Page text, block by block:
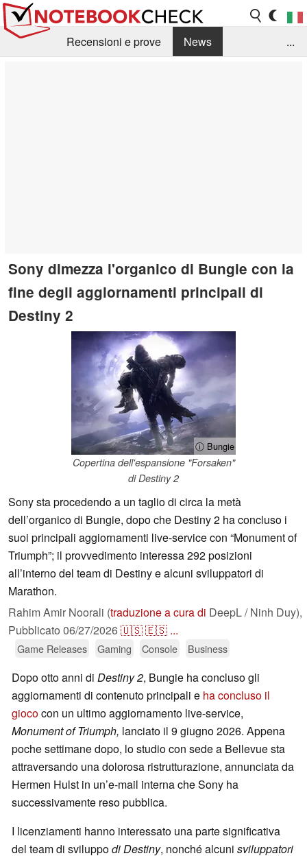
Recensioni e prove
News
...
Sony dimezza l'organico di Bungie con la
fine degli aggiornamenti principali di
Destiny 2
ⓘ Bungie
Copertina dell'espansione "Forsaken"
di Destiny 2
Sony sta procedendo a un taglio di circa la metà
dell’organico di Bungie, dopo che Destiny 2 ha concluso i
suoi principali aggiornamenti live-service con “Monument of
Triumph”; il provvedimento interessa 292 posizioni
all’interno del team di Destiny e alcuni sviluppatori di
Marathon.
Rahim Amir Noorali (traduzione a cura di DeepL / Ninh Duy),
Pubblicato 06/27/2026🇺🇸🇪🇸 ...
Game Releases Gaming Console Business
Dopo otto anni di Destiny 2, Bungie ha concluso gli
aggiornamenti di contenuto principali e ha concluso il
giococon un ultimo aggiornamento live-service,
Monument of Triumph, lanciato il 9 giugno 2026. Appena
poche settimane dopo, lo studio con sede a Bellevue sta
attraversando una dolorosa ristrutturazione, annunciata da
Hermen Hulst in un’e-mail interna che Sony ha
successivamente reso pubblica.
I licenziamenti hanno interessato una parte significativa
del team di sviluppodi Destiny, nonché alcuni sviluppatori